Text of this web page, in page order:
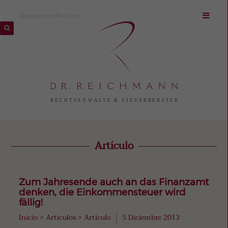
Artículo
Zum Jahresende auch an das Finanzamt
denken, die Einkommensteuer wird
fällig!
Inicio >Articulos >Artículo 5 Diciembre 2013